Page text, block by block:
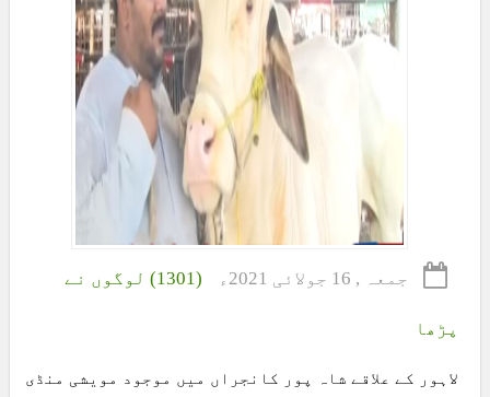
جمعہ , 16 جولائی 2021ء (1301) لوگوں نے
پڑھا
لاہور کے علاقے شاہ پور کانجراں میں موجود مویشی منڈی